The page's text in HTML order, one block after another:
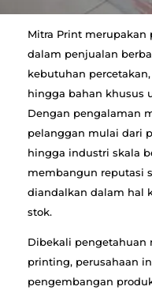
Mitra Print merupakan
dalam penjualan
kebutuhan
hingga bahan khusus
Dengan pengalaman
pelanggan mulai dari
hingga industri skala
membangun reputasi
diandalkan dalam hal
stok.
Dibekali pengetahuan
printing, perusahaan
pengembangan